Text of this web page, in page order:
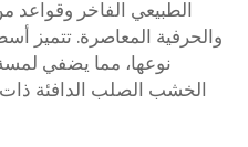
الطبيعي الفاخر
والحرفية المعاصرة. تتميز
نوعها، مما يضفي
الخشب الصلب الدافئة